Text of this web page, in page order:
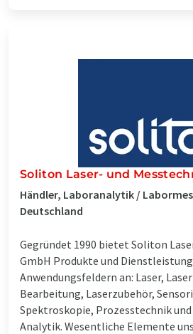
Soliton Laser- und
Händler, Laboranalytik /
Deutschland
Gegründet 1990 bietet Soliton
GmbH Produkte und
Anwendungsfeldern an: Laser,
Bearbeitung, Laserzubehör,
Spektroskopie, Prozesstechnik
Analytik. Wesentliche Elemente